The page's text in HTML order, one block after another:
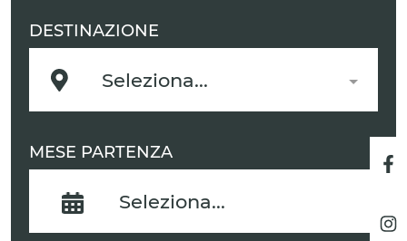
DESTINAZIONE
Seleziona...
MESE PARTENZA